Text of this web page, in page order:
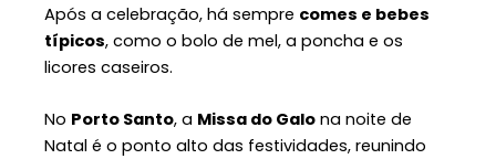
Após a celebração, há sempre comes e bebes
típicos, como o bolo de mel, a poncha e os
licores caseiros.
No Porto Santo, a Missa do Galo na noite de
Natal é o ponto alto das festividades, reunindo